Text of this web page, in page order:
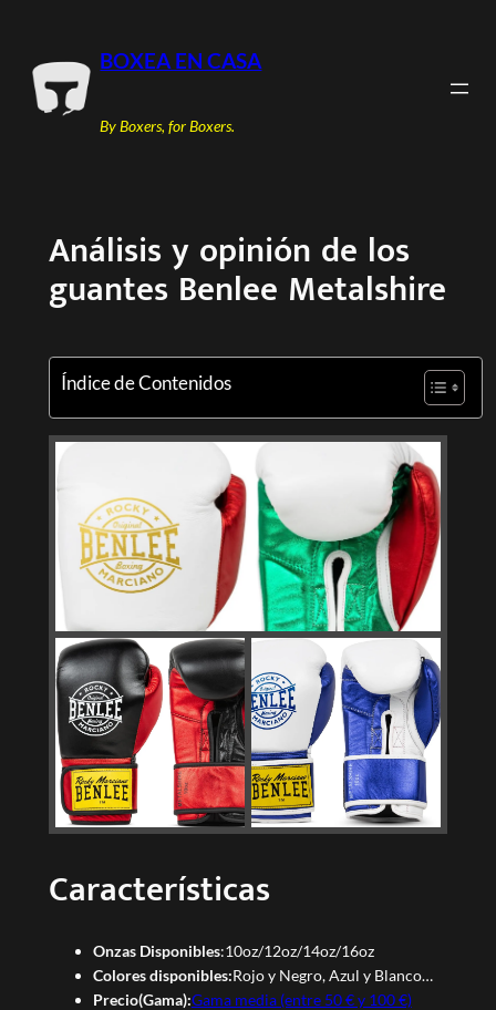
contenido
BOXEA EN CASA
By Boxers, for Boxers.
Análisis y opinión de los
guantes Benlee Metalshire
Índice de Contenidos
Características
Onzas Disponibles:10oz/12oz/14oz/16oz
Colores disponibles:Rojo y Negro, Azul y Blanco…
Precio(Gama):Gama media (entre 50 € y 100 €)